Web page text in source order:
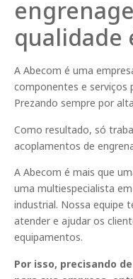
qualidade
A Abecom é uma
componentes e serviços
Prezando sempre por
Como resultado, só
acoplamentos de
A Abecom é mais que
uma multiespecialista
industrial. Nossa equipe
atender e ajudar os
equipamentos.
Por isso, precisando